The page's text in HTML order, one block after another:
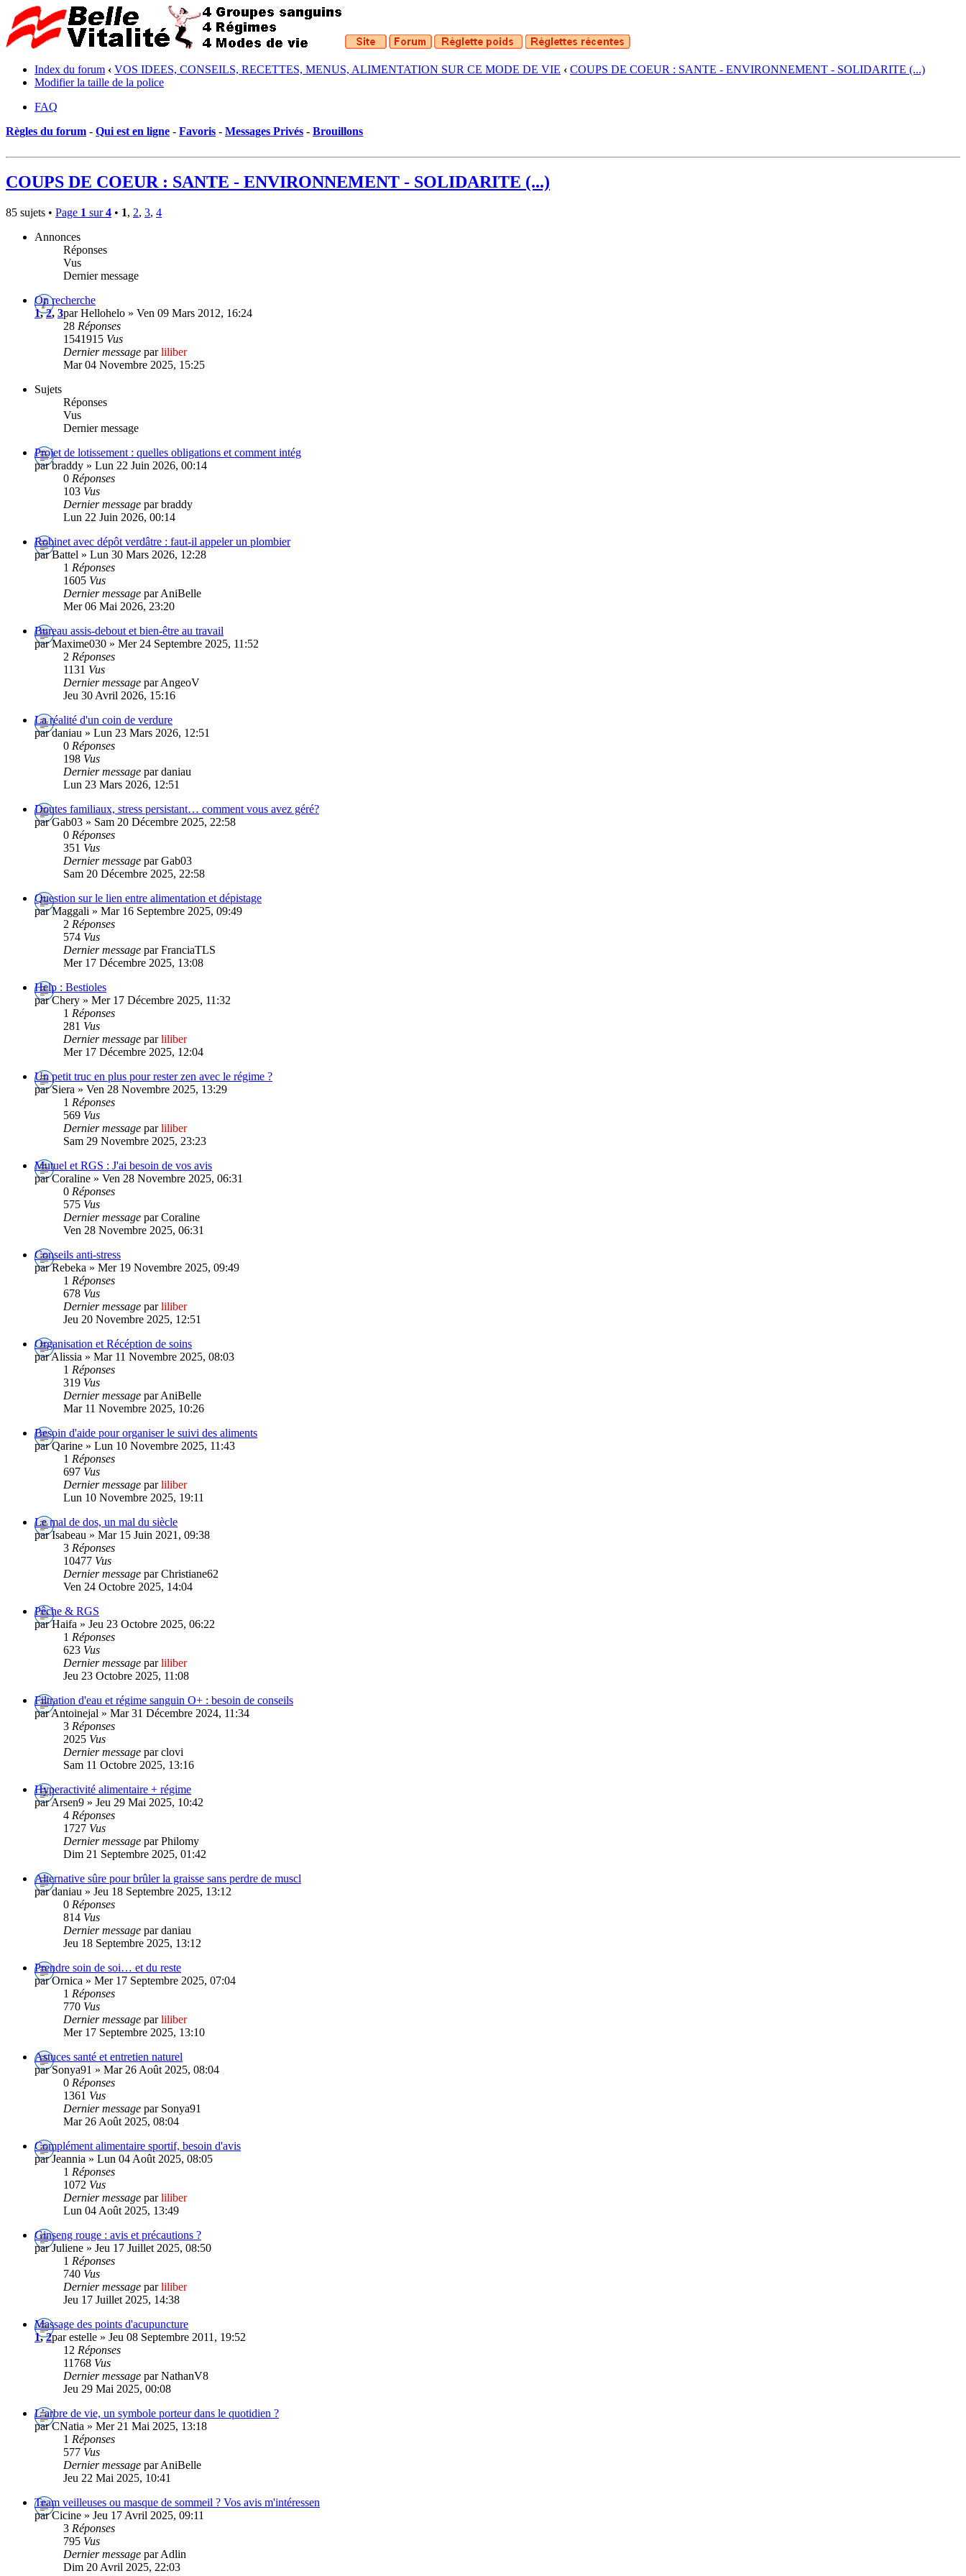
Index du forum ‹ VOS IDEES, CONSEILS, RECETTES, MENUS, ALIMENTATION SUR CE MODE DE VIE ‹ COUPS DE COEUR : SANTE - ENVIRONNEMENT - SOLIDARITE (...)
Modifier la taille de la police
FAQ
Règles du forum - Qui est en ligne - Favoris - Messages Privés - Brouillons
COUPS DE COEUR : SANTE - ENVIRONNEMENT - SOLIDARITE (...)
85 sujets • Page 1 sur4 • 1, 2, 3, 4
Annonces
Réponses
Vus
Dernier message
On recherche
1,2, 3par Hellohelo » Ven 09 Mars 2012, 16:24
28 Réponses
1541915 Vus
Dernier message parliliber
Mar 04 Novembre 2025, 15:25
Sujets
Réponses
Vus
Dernier message
Projet de lotissement : quelles obligations et comment intég
par braddy » Lun 22 Juin 2026, 00:14
0 Réponses
103 Vus
Dernier message par braddy
Lun 22 Juin 2026, 00:14
Robinet avec dépôt verdâtre : faut-il appeler un plombier
par Battel » Lun 30 Mars 2026, 12:28
1 Réponses
1605 Vus
Dernier message par AniBelle
Mer 06 Mai 2026, 23:20
Bureau assis-debout et bien-être au travail
par Maxime030 » Mer 24 Septembre 2025, 11:52
2 Réponses
1131 Vus
Dernier message par AngeoV
Jeu 30 Avril 2026, 15:16
La réalité d'un coin de verdure
par daniau » Lun 23 Mars 2026, 12:51
0 Réponses
198 Vus
Dernier message par daniau
Lun 23 Mars 2026, 12:51
Doutes familiaux, stress persistant… comment vous avez géré?
par Gab03 » Sam 20 Décembre 2025, 22:58
0 Réponses
351 Vus
Dernier message par Gab03
Sam 20 Décembre 2025, 22:58
Question sur le lien entre alimentation et dépistage
par Maggali » Mar 16 Septembre 2025, 09:49
2 Réponses
574 Vus
Dernier message par FranciaTLS
Mer 17 Décembre 2025, 13:08
Help : Bestioles
par Chery » Mer 17 Décembre 2025, 11:32
1 Réponses
281 Vus
Dernier message parliliber
Mer 17 Décembre 2025, 12:04
Un petit truc en plus pour rester zen avec le régime ?
par Siera » Ven 28 Novembre 2025, 13:29
1 Réponses
569 Vus
Dernier message parliliber
Sam 29 Novembre 2025, 23:23
Mutuel et RGS : J'ai besoin de vos avis
par Coraline » Ven 28 Novembre 2025, 06:31
0 Réponses
575 Vus
Dernier message par Coraline
Ven 28 Novembre 2025, 06:31
Conseils anti-stress
par Rebeka » Mer 19 Novembre 2025, 09:49
1 Réponses
678 Vus
Dernier message parliliber
Jeu 20 Novembre 2025, 12:51
Organisation et Récéption de soins
par Alissia » Mar 11 Novembre 2025, 08:03
1 Réponses
319 Vus
Dernier message par AniBelle
Mar 11 Novembre 2025, 10:26
Besoin d'aide pour organiser le suivi des aliments
par Qarine » Lun 10 Novembre 2025, 11:43
1 Réponses
697 Vus
Dernier message parliliber
Lun 10 Novembre 2025, 19:11
Le mal de dos, un mal du siècle
par Isabeau » Mar 15 Juin 2021, 09:38
3 Réponses
10477 Vus
Dernier message par Christiane62
Ven 24 Octobre 2025, 14:04
Pêche & RGS
par Haifa » Jeu 23 Octobre 2025, 06:22
1 Réponses
623 Vus
Dernier message parliliber
Jeu 23 Octobre 2025, 11:08
Filtration d'eau et régime sanguin O+ : besoin de conseils
par Antoinejal » Mar 31 Décembre 2024, 11:34
3 Réponses
2025 Vus
Dernier message par clovi
Sam 11 Octobre 2025, 13:16
Hyperactivité alimentaire + régime
par Arsen9 » Jeu 29 Mai 2025, 10:42
4 Réponses
1727 Vus
Dernier message par Philomy
Dim 21 Septembre 2025, 01:42
Alternative sûre pour brûler la graisse sans perdre de muscl
par daniau » Jeu 18 Septembre 2025, 13:12
0 Réponses
814 Vus
Dernier message par daniau
Jeu 18 Septembre 2025, 13:12
Prendre soin de soi… et du reste
par Ornica » Mer 17 Septembre 2025, 07:04
1 Réponses
770 Vus
Dernier message parliliber
Mer 17 Septembre 2025, 13:10
Astuces santé et entretien naturel
par Sonya91 » Mar 26 Août 2025, 08:04
0 Réponses
1361 Vus
Dernier message par Sonya91
Mar 26 Août 2025, 08:04
Complément alimentaire sportif, besoin d'avis
par Jeannia » Lun 04 Août 2025, 08:05
1 Réponses
1072 Vus
Dernier message parliliber
Lun 04 Août 2025, 13:49
Ginseng rouge : avis et précautions ?
par Juliene » Jeu 17 Juillet 2025, 08:50
1 Réponses
740 Vus
Dernier message parliliber
Jeu 17 Juillet 2025, 14:38
Massage des points d'acupuncture
1,2par estelle » Jeu 08 Septembre 2011, 19:52
12 Réponses
11768 Vus
Dernier message par NathanV8
Jeu 29 Mai 2025, 00:08
L’arbre de vie, un symbole porteur dans le quotidien ?
par CNatia » Mer 21 Mai 2025, 13:18
1 Réponses
577 Vus
Dernier message par AniBelle
Jeu 22 Mai 2025, 10:41
Team veilleuses ou masque de sommeil ? Vos avis m'intéressen
par Cicine » Jeu 17 Avril 2025, 09:11
3 Réponses
795 Vus
Dernier message par Adlin
Dim 20 Avril 2025, 22:03